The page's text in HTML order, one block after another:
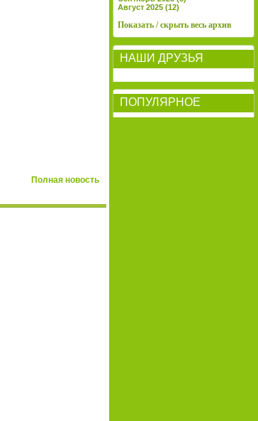
Полная новость
Август 2025 (12)
Показать / скрыть весь архив
НАШИ ДРУЗЬЯ
ПОПУЛЯРНОЕ